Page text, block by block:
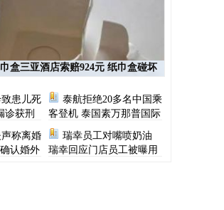
盒三亚酒店索赔924元 纸巾盒碰坏
患儿死
诊获刑
泰航拒绝20多名中国乘
客登机 泰国素万那普国际
机场致歉
称离婚
认婚外
瑞幸员工对嘴喷奶油
瑞幸回应门店员工被曝用